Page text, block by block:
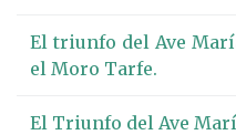
El triunfo del Ave
el Moro Tarfe.
El Triunfo del Ave